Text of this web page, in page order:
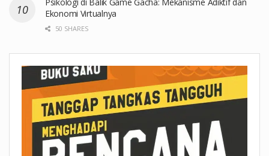
Ekonomi Virtualnya
50 SHARES